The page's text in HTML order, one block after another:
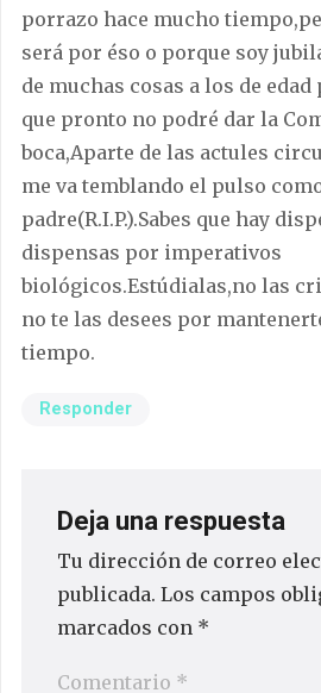
porrazo hace mucho
será por éso o porque soy
de muchas cosas a los de
que pronto no podré dar la
boca,Aparte de las actules
me va temblando el pulso
padre(R.I.P.).Sabes que hay
dispensas por imperativos
biológicos.Estúdialas,no las
no te las desees por
tiempo.
Responder
Deja una respuesta
Tu dirección de correo
publicada. Los campos
marcados con *